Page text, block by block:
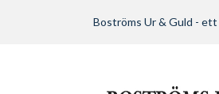
Boströms Ur & Guld -